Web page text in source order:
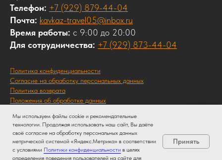
Мы используем файлы cookie и рекомендательные
технологии. Продолжая использовать наш сайт, Вы даёте
своё согласие на обработку персональных данных
метрической системой «Яндекс.Метрика» в соответствии
с условиями Политики конфиденциальности в целях
определения поведения пользователей на сайте для
Принять
Телефон: +7 (929) 879-44-04
Почта: kavkaz-travel05@inbox.ru
Время работы: с 9:00 до 20:00
Для сотрудничества: +7 (929) 873-44-04
Политика конфиденциальности
Согласие на обработку персональных данных
Политика возврата
Положения об обработке данных